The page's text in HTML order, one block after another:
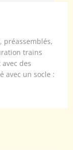
préassemblés,
trains
des
avec un socle :